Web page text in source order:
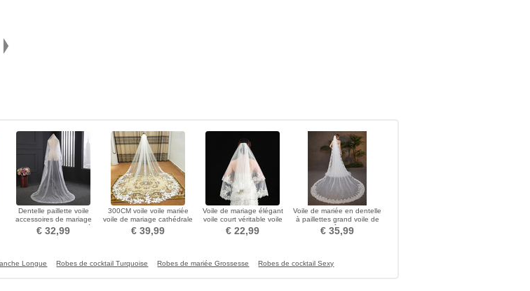
Dentelle paillette voile
accessoires de mariage
luxe voile fait main mariée
voile de mariage
€ 32,99
300CM voile voile mariée
voile de mariage cathédrale
voile voile voile de fleur
€ 39,99
Voile de mariage élégant
voile court véritable voile
photo une couche de voile
de mariée ivoire blanc
€ 22,99
Voile de mariée en dentelle
à paillettes grand voile de
mariage traînant 350CM
€ 35,99
Longue Robes de cocktail Turquoise Robes de mariée Grossesse Robes de cocktail Sexy